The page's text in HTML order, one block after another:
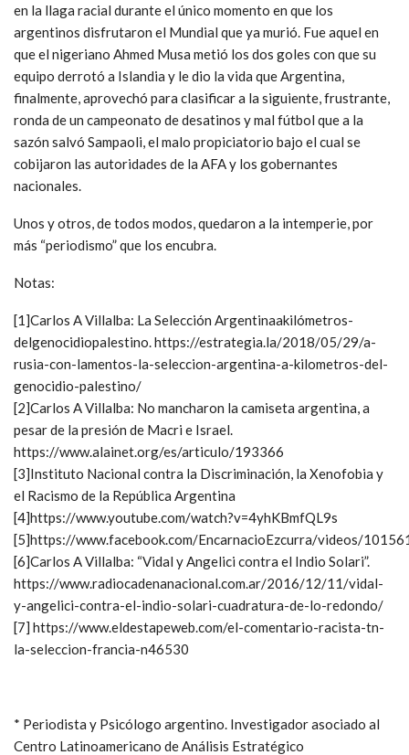
en la llaga racial durante el único momento en que los
argentinos disfrutaron el Mundial que ya murió. Fue aquel en
que el nigeriano Ahmed Musa metió los dos goles con que su
equipo derrotó a Islandia y le dio la vida que Argentina,
finalmente, aprovechó para clasificar a la siguiente, frustrante,
ronda de un campeonato de desatinos y mal fútbol que a la
sazón salvó Sampaoli, el malo propiciatorio bajo el cual se
cobijaron las autoridades de la AFA y los gobernantes
nacionales.
Unos y otros, de todos modos, quedaron a la intemperie, por
más “periodismo” que los encubra.
Notas:
[1]Carlos A Villalba: La Selección Argentinaakilómetros-
delgenocidiopalestino. https://estrategia.la/2018/05/29/a-
rusia-con-lamentos-la-seleccion-argentina-a-kilometros-del-
genocidio-palestino/
[2]Carlos A Villalba: No mancharon la camiseta argentina, a
pesar de la presión de Macri e Israel.
https://www.alainet.org/es/articulo/193366
[3]Instituto Nacional contra la Discriminación, la Xenofobia y
el Racismo de la República Argentina
[4]https://www.youtube.com/watch?v=4yhKBmfQL9s
[5]https://www.facebook.com/EncarnacioEzcurra/videos/
[6]Carlos A Villalba: “Vidal y Angelici contra el Indio Solari”.
https://www.radiocadenanacional.com.ar/2016/12/11/vidal-
y-angelici-contra-el-indio-solari-cuadratura-de-lo-redondo/
[7] https://www.eldestapeweb.com/el-comentario-racista-tn-
la-seleccion-francia-n46530
* Periodista y Psicólogo argentino. Investigador asociado al
Centro Latinoamericano de Análisis Estratégico